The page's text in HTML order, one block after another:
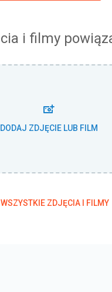
i filmy
DODAJ ZDJĘCIE LUB FILM
ZDJĘCIA I FILMY